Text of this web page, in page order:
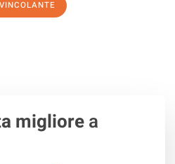
migliorea